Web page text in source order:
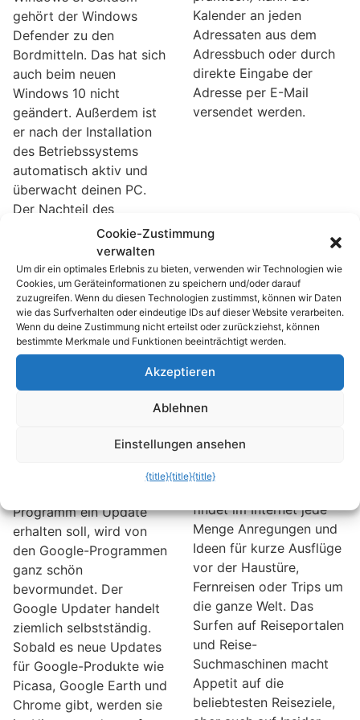
gehört der Windows
Defender zu den
Bordmitteln. Das hat sich
auch beim neuen
Windows 10 nicht
geändert. Außerdem ist
er nach der Installation
des Betriebssystems
automatisch aktiv und
überwacht deinen PC.
Der Nachteil des
Defenders ist, dass man
einen Umweg gehen
muss, wenn die
Zeitplanung der
Virenscans geändert
werden soll.
Kalender an jeden
Adressaten aus dem
Adressbuch oder durch
direkte Eingabe der
Adresse per E-Mail
versendet werden.
Hintergrund
Wer selber entscheiden
Programm ein Update
erhalten soll, wird von
den Google-Programmen
ganz schön
bevormundet. Der
Google Updater handelt
ziemlich selbstständig.
Sobald es neue Updates
für Google-Produkte wie
Picasa, Google Earth und
Chrome gibt, werden sie
Reisen im Internet
planen
Wohin geht’s dieses Jahr
unschlüssig ist, welches
Reiseziel als nächstes
findet im Internet jede
Menge Anregungen und
Ideen für kurze Ausflüge
vor der Haustüre,
Fernreisen oder Trips um
die ganze Welt. Das
Surfen auf Reiseportalen
und Reise-
Suchmaschinen macht
Appetit auf die
beliebtesten Reiseziele,
Cookie-Zustimmung
verwalten
Um dir ein optimales Erlebnis zu bieten, verwenden wir Technologien wie
Cookies, um Geräteinformationen zu speichern und/oder darauf
zuzugreifen. Wenn du diesen Technologien zustimmst, können wir Daten
wie das Surfverhalten oder eindeutige IDs auf dieser Website verarbeiten.
Wenn du deine Zustimmung nicht erteilst oder zurückziehst, können
bestimmte Merkmale und Funktionen beeinträchtigt werden.
Akzeptieren
Ablehnen
Einstellungen ansehen
{title}{title}{title}